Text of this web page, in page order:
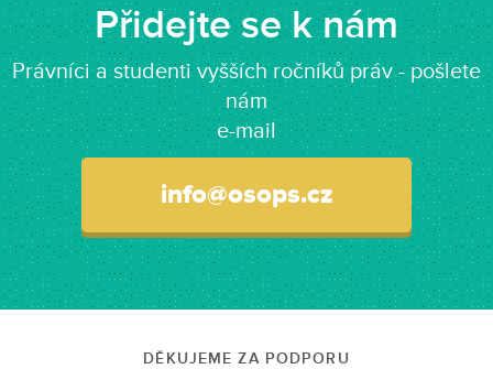
Přidejte se k nám
Právníci a studenti vyšších ročníků práv - pošlete
nám
e-mail
info@osops.cz
DĚKUJEME ZA PODPORU